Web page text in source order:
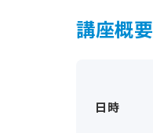
講座概要
日時